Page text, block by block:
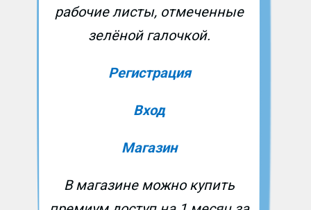
рабочие листы, отмеченные
зелёной галочкой.
Регистрация
Вход
Магазин
В магазине можно купить